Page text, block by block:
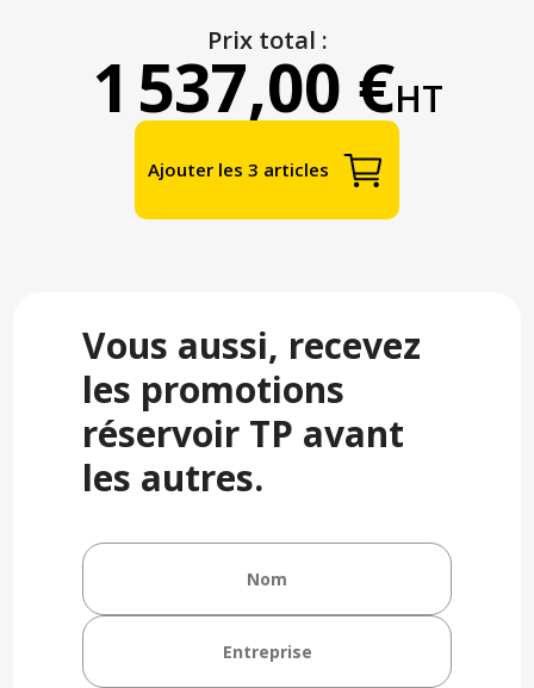
Prix total :
1 537,00 €HT
Ajouter les 3 articles
Vous aussi, recevez
les promotions
réservoir TP avant
les autres.